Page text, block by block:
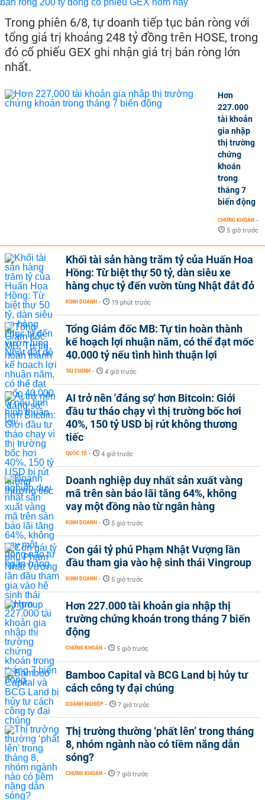
Trong phiên 6/8, tự doanh tiếp tục bán ròng với
tổng giá trị khoảng 248 tỷ đồng trên HOSE, trong
đó cổ phiếu GEX ghi nhận giá trị bán ròng lớn
nhất.
Hơn
227.000
tài khoản
gia nhập
thị trường
chứng
khoán
trong
tháng 7
biến động
CHỨNG KHOÁN -
5 giờ trước
Khối tài sản hàng trăm tỷ của Huấn Hoa
Hồng: Từ biệt thự 50 tỷ, dàn siêu xe
hàng chục tỷ đến vườn tùng Nhật đắt đỏ
KINH DOANH - 19 phút trước
Tổng Giám đốc MB: Tự tin hoàn thành
kế hoạch lợi nhuận năm, có thể đạt mốc
40.000 tỷ nếu tình hình thuận lợi
TÀI CHÍNH - 4 giờ trước
AI trở nên 'đáng sợ' hơn Bitcoin: Giới
đầu tư tháo chạy vì thị trường bốc hơi
40%, 150 tỷ USD bị rút không thương
tiếc
QUỐC TẾ - 4 giờ trước
Doanh nghiệp duy nhất sản xuất vàng
mã trên sàn báo lãi tăng 64%, không
vay một đồng nào từ ngân hàng
KINH DOANH - 5 giờ trước
Con gái tỷ phú Phạm Nhật Vượng lần
đầu tham gia vào hệ sinh thái Vingroup
KINH DOANH - 5 giờ trước
Hơn 227.000 tài khoản gia nhập thị
trường chứng khoán trong tháng 7 biến
động
CHỨNG KHOÁN - 5 giờ trước
Bamboo Capital và BCG Land bị hủy tư
cách công ty đại chúng
DOANH NGHIỆP - 7 giờ trước
Thị trường thường ‘phất lên’ trong tháng
8, nhóm ngành nào có tiềm năng dẫn
sóng?
CHỨNG KHOÁN - 7 giờ trước